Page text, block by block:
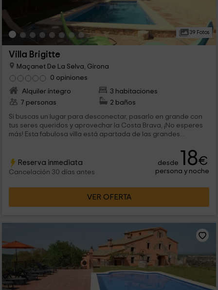
39 Fotos
Villa Brigitte
Maçanet De La Selva, Girona
0 opiniones
Alquiler íntegro
3 habitaciones
7 personas
2 baños
Si buscas un lugar para desconectar, pasarlo en grande con
tus seres queridos y aprovechar la Costa Brava, ¡No esperes
más! Esta fabulosa villa está apartada de las grandes...
Reserva inmediata
Cancelación 30 días antes
desde 18€
persona y noche
VER OFERTA